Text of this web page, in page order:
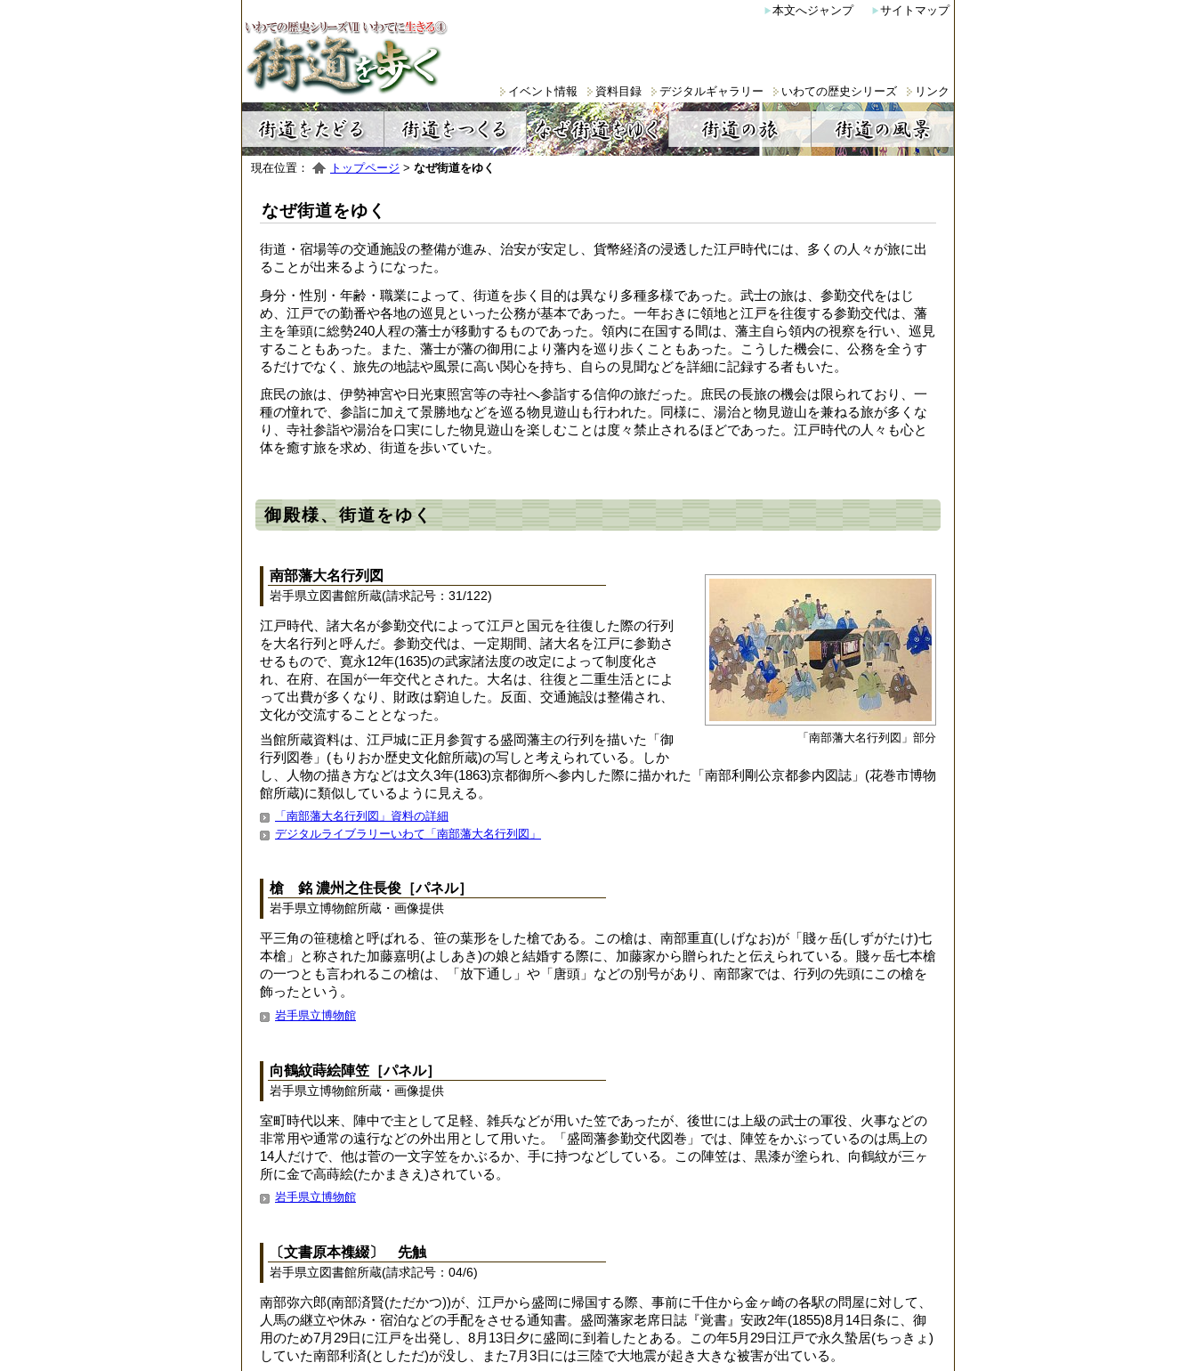
本文へジャンプ サイトマップ
イベント情報 資料目録 デジタルギャラリー いわての歴史シリーズ リンク
現在位置： トップページ > なぜ街道をゆく
なぜ街道をゆく
街道・宿場等の交通施設の整備が進み、治安が安定し、貨幣経済の浸透した江戸時代には、多くの人々が旅に出
ることが出来るようになった。
身分・性別・年齢・職業によって、街道を歩く目的は異なり多種多様であった。武士の旅は、参勤交代をはじ
め、江戸での勤番や各地の巡見といった公務が基本であった。一年おきに領地と江戸を往復する参勤交代は、藩
主を筆頭に総勢240人程の藩士が移動するものであった。領内に在国する間は、藩主自ら領内の視察を行い、巡見
することもあった。また、藩士が藩の御用により藩内を巡り歩くこともあった。こうした機会に、公務を全うす
るだけでなく、旅先の地誌や風景に高い関心を持ち、自らの見聞などを詳細に記録する者もいた。
庶民の旅は、伊勢神宮や日光東照宮等の寺社へ参詣する信仰の旅だった。庶民の長旅の機会は限られており、一
種の憧れで、参詣に加えて景勝地などを巡る物見遊山も行われた。同様に、湯治と物見遊山を兼ねる旅が多くな
り、寺社参詣や湯治を口実にした物見遊山を楽しむことは度々禁止されるほどであった。江戸時代の人々も心と
体を癒す旅を求め、街道を歩いていた。
御殿様、街道をゆく
南部藩大名行列図
岩手県立図書館所蔵(請求記号：31/122)
「南部藩大名行列図」部分
江戸時代、諸大名が参勤交代によって江戸と国元を往復した際の行列
を大名行列と呼んだ。参勤交代は、一定期間、諸大名を江戸に参勤さ
せるもので、寛永12年(1635)の武家諸法度の改定によって制度化さ
れ、在府、在国が一年交代とされた。大名は、往復と二重生活とによ
って出費が多くなり、財政は窮迫した。反面、交通施設は整備され、
文化が交流することとなった。
当館所蔵資料は、江戸城に正月参賀する盛岡藩主の行列を描いた「御
行列図巻」(もりおか歴史文化館所蔵)の写しと考えられている。しか
し、人物の描き方などは文久3年(1863)京都御所へ参内した際に描かれた「南部利剛公京都参内図誌」(花巻市博物
館所蔵)に類似しているように見える。
「南部藩大名行列図」資料の詳細
デジタルライブラリーいわて「南部藩大名行列図」
槍 銘 濃州之住長俊［パネル］
岩手県立博物館所蔵・画像提供
平三角の笹穂槍と呼ばれる、笹の葉形をした槍である。この槍は、南部重直(しげなお)が「賤ヶ岳(しずがたけ)七
本槍」と称された加藤嘉明(よしあき)の娘と結婚する際に、加藤家から贈られたと伝えられている。賤ヶ岳七本槍
の一つとも言われるこの槍は、「放下通し」や「唐頭」などの別号があり、南部家では、行列の先頭にこの槍を
飾ったという。
岩手県立博物館
向鶴紋蒔絵陣笠［パネル］
岩手県立博物館所蔵・画像提供
室町時代以来、陣中で主として足軽、雑兵などが用いた笠であったが、後世には上級の武士の軍役、火事などの
非常用や通常の遠行などの外出用として用いた。「盛岡藩参勤交代図巻」では、陣笠をかぶっているのは馬上の
14人だけで、他は菅の一文字笠をかぶるか、手に持つなどしている。この陣笠は、黒漆が塗られ、向鶴紋が三ヶ
所に金で高蒔絵(たかまきえ)されている。
岩手県立博物館
〔文書原本襍綴〕 先触
岩手県立図書館所蔵(請求記号：04/6)
南部弥六郎(南部済賢(ただかつ))が、江戸から盛岡に帰国する際、事前に千住から金ヶ崎の各駅の問屋に対して、
人馬の継立や休み・宿泊などの手配をさせる通知書。盛岡藩家老席日誌『覚書』安政2年(1855)8月14日条に、御
用のため7月29日に江戸を出発し、8月13日夕に盛岡に到着したとある。この年5月29日江戸で永久蟄居(ちっきょ)
していた南部利済(としただ)が没し、また7月3日には三陸で大地震が起き大きな被害が出ている。